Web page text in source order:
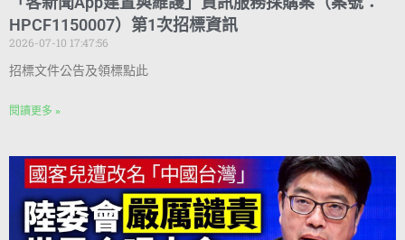
HPCF1150007）第1次招標資訊
2026-07-10 17:47:56
招標文件公告及領標點此
閱讀更多 »